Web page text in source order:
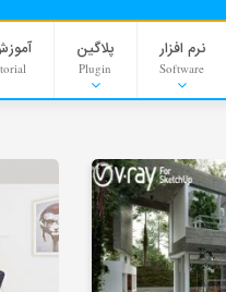
نرم افزار
Software
پلاگین
Plugin